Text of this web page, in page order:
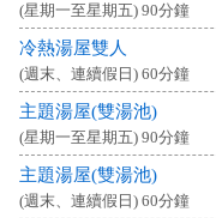
(星期一至星期五) 90分鐘
冷熱湯屋雙人
(週末、連續假日) 60分鐘
主題湯屋(雙湯池)
(星期一至星期五) 90分鐘
主題湯屋(雙湯池)
(週末、連續假日) 60分鐘